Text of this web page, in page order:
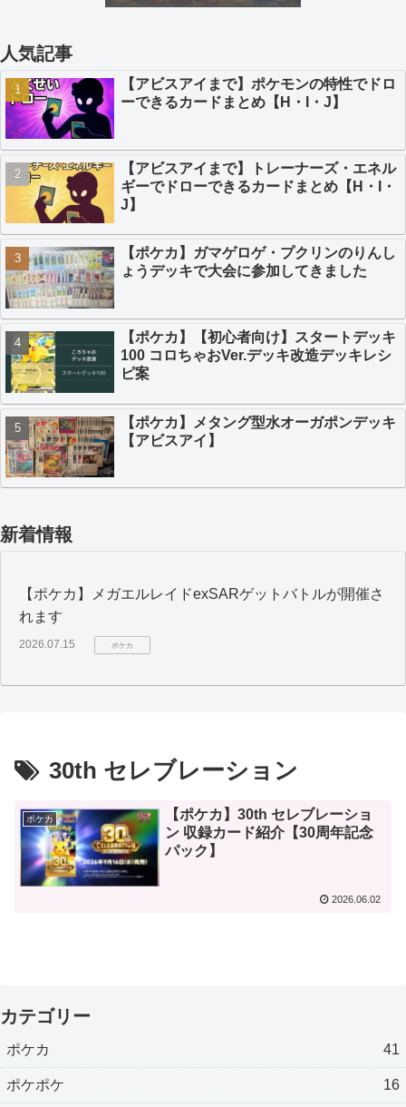
人気記事
【アビスアイまで】ポケモンの特性でドロ
ーできるカードまとめ【H・I・J】
【アビスアイまで】トレーナーズ・エネル
ギーでドローできるカードまとめ【H・I・
J】
【ポケカ】ガマゲロゲ・プクリンのりんし
ょうデッキで大会に参加してきました
【ポケカ】【初心者向け】スタートデッキ
100 コロちゃおVer.デッキ改造デッキレシ
ピ案
【ポケカ】メタング型水オーガポンデッキ
【アビスアイ】
新着情報
【ポケカ】メガエルレイドexSARゲットバトルが開催さ
れます
2026.07.15 ポケカ
30th セレブレーション
ポケカ
【ポケカ】30th セレブレーショ
ン 収録カード紹介【30周年記念
パック】
2026.06.02
カテゴリー
ポケカ 41
ポケポケ 16